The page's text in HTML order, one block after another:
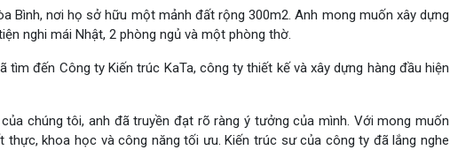
Bình, nơi họ sở hữu một mảnh đất rộng 300m2. Anh mong muốn xây dựng
nghi mái Nhật, 2 phòng ngủ và một phòng thờ.
tìm đến Công ty Kiến trúc KaTa, công ty thiết kế và xây dựng hàng đầu hiện
chúng tôi, anh đã truyền đạt rõ ràng ý tưởng của mình. Với mong muốn
thực, khoa học và công năng tối ưu. Kiến trúc sư của công ty đã lắng nghe